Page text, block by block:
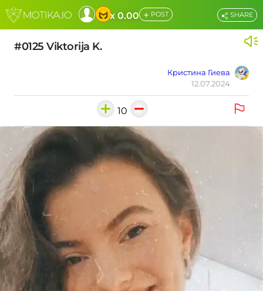
x 0.00 + POST
#0125 Viktorija K.
Кристина Гиева
12.07.2024
SHARE
10